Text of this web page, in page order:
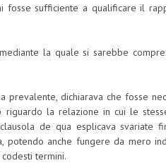
fosse sufficiente a qualificare il
la quale si sarebbe
prevalente, dichiarava che fosse
la relazione in cui le
de qua esplicava svariate
potendo anche fungere da mero
termini.